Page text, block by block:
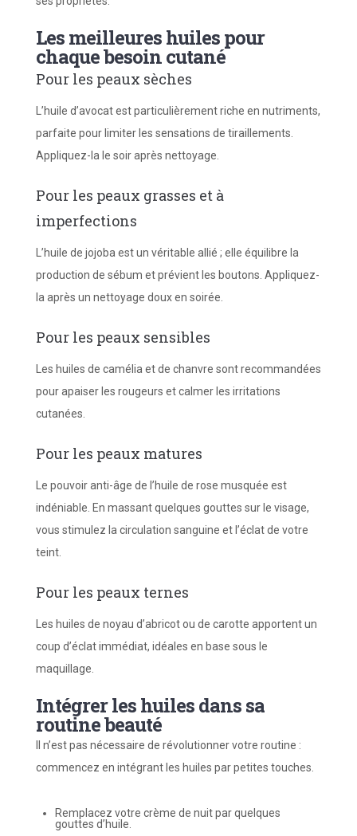
Les meilleures huiles pour
chaque besoin cutané
Pour les peaux sèches
L’huile d’avocat est particulièrement riche en nutriments,
parfaite pour limiter les sensations de tiraillements.
Appliquez-la le soir après nettoyage.
Pour les peaux grasses et à
imperfections
L’huile de jojoba est un véritable allié ; elle équilibre la
production de sébum et prévient les boutons. Appliquez-
la après un nettoyage doux en soirée.
Pour les peaux sensibles
Les huiles de camélia et de chanvre sont recommandées
pour apaiser les rougeurs et calmer les irritations
cutanées.
Pour les peaux matures
Le pouvoir anti-âge de l’huile de rose musquée est
indéniable. En massant quelques gouttes sur le visage,
vous stimulez la circulation sanguine et l’éclat de votre
teint.
Pour les peaux ternes
Les huiles de noyau d’abricot ou de carotte apportent un
coup d’éclat immédiat, idéales en base sous le
maquillage.
Intégrer les huiles dans sa
routine beauté
Il n’est pas nécessaire de révolutionner votre routine :
commencez en intégrant les huiles par petites touches.
Remplacez votre crème de nuit par quelques
gouttes d’huile.